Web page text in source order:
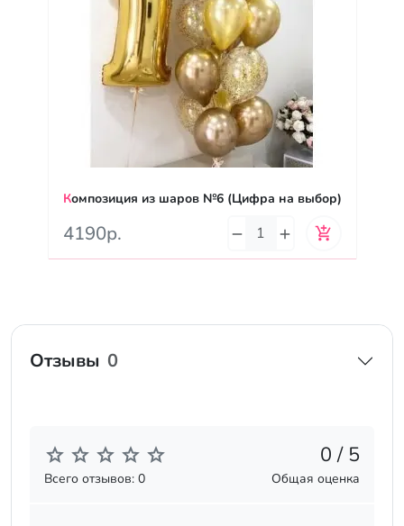
Композиция из шаров №6 (Цифра на выбор)
4190р.
Отзывы 0
0 / 5
Всего отзывов: 0 Общая оценка